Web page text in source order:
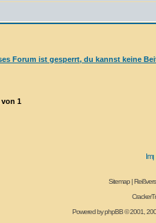
von 1
Sitemap|
Powered byphpBB© 2001,